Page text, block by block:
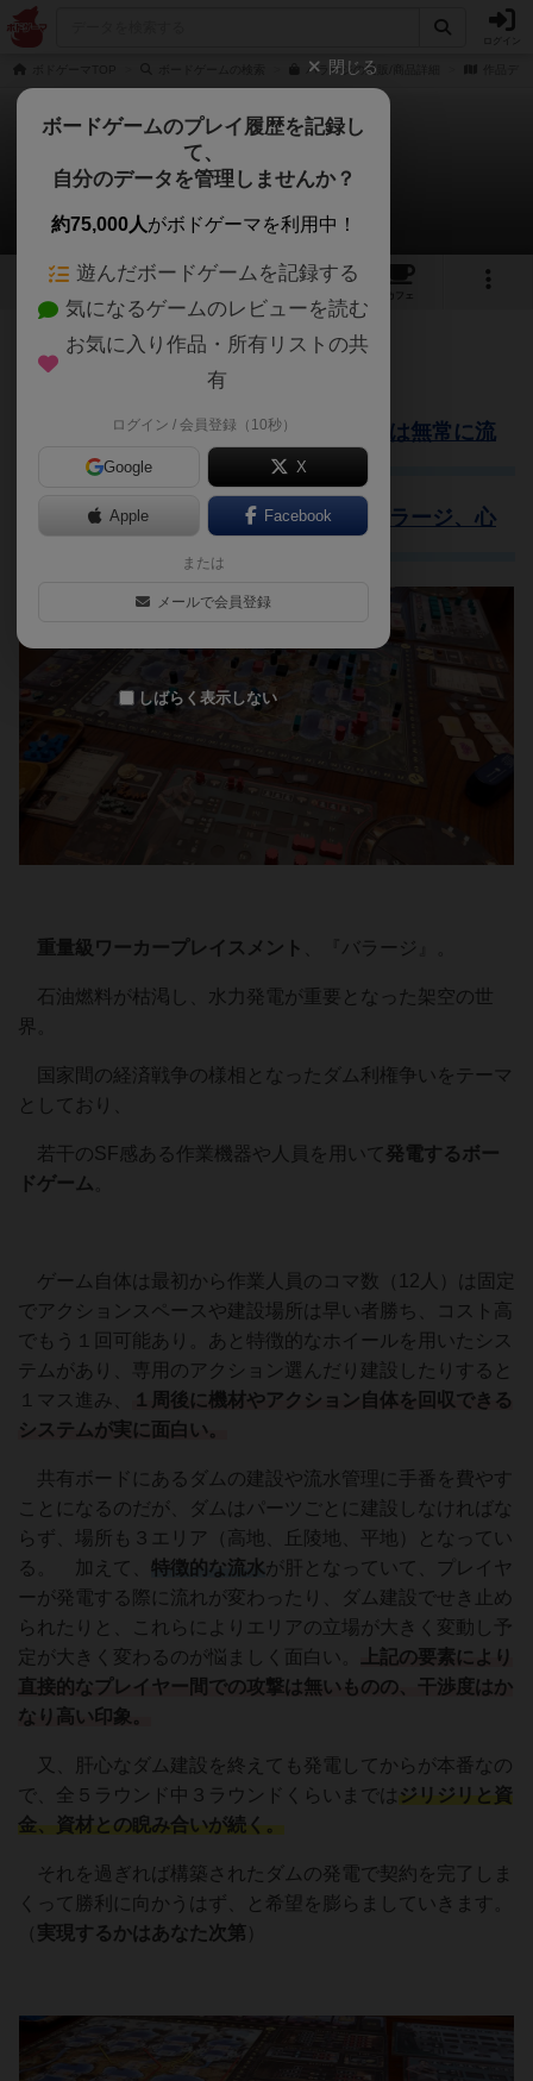
バラージの通販/商品詳細
バラージ
ビッチュウさんのレビュー
14 1 36
カフェ
535名 2名 0 5年以上前
ダム建設、資金資材に悶えるも、水は無常に流
れけり。
回すべし…回すべし……！ （バラージ、心
重量級ワーカープレイスメント 、『バラージ』。
石油燃料が枯渇し、水力発電が重要となった架空の世
界。
国家間の経済戦争の様相となったダム利権争いをテーマ
としており、
若干のSF感ある作業機器や人員を用いて発電するボー
ドゲーム
ゲーム自体は最初から作業人員のコマ数（12人）は固定
でアクションスペースや建設場所は早い者勝ち、コスト高
でもう１回可能あり。あと特徴的なホイールを用いたシス
テムがあり、専用のアクション選んだり建設したりすると
１マス進み、
１周後に機材やアクション自体を回収できる
システムが実に面白い。
共有ボードにあるダムの建設や流水管理に手番を費やす
ことになるのだが、ダムはパーツごとに建設しなければな
らず、場所も３エリア（高地、丘陵地、平地）となってい
る。 加えて、 特徴的な流水が肝となっていて、プレイヤ
ーが発電する際に流れが変わったり、ダム建設でせき止め
られたりと、これらによりエリアの立場が大きく変動し予
定が大きく変わるのが悩ましく面白い。
上記の要素により
直接的なプレイヤー間での攻撃は無いものの、干渉度はか
なり高い印象。
又、肝心なダム建設を終えても発電してからが本番なの
で、全５ラウンド中３ラウンドくらいまでは ジリジリと資
金、資材との睨み合いが続く。
それを過ぎれば構築されたダムの発電で契約を完了しま
くって勝利に向かうはず、と希望を膨らましていきます。
（ 実現するかはあなた次第 ）
閉じる
ボードゲームのプレイ履歴を記録し
て、
自分のデータを管理しませんか？
約75,000人がボドゲーマを利用中！
遊んだボードゲームを記録する
気になるゲームのレビューを読む
お気に入り作品・所有リストの共
有
ログイン / 会員登録（10秒）
Google X
Apple Facebook
または
メールで会員登録
しばらく表示しない